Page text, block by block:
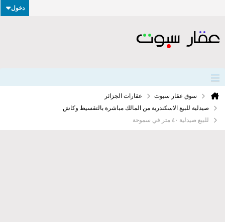
دخول
سوق عقار سبوت
عقارات الجزائر
صيدلية للبيع الاسكندرية من المالك مباشرة بالتقسيط وكاش
للبيع صيدلية ٤٠ متر في سموحة